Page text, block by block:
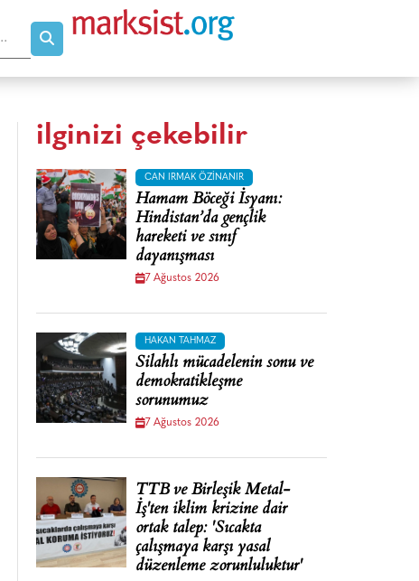
ilginizi çekebilir
CAN IRMAK ÖZINANIR
Hamam Böceği İsyanı:
Hindistan’da gençlik
hareketi ve sınıf
dayanışması
7 Ağustos 2026
HAKAN TAHMAZ
Silahlı mücadelenin sonu ve
demokratikleşme
sorunumuz
7 Ağustos 2026
TTB ve Birleşik Metal-
İş'ten iklim krizine dair
ortak talep: 'Sıcakta
çalışmaya karşı yasal
düzenleme zorunluluktur'